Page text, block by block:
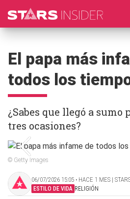
El papa más
todos los
¿Sabes que llegó a
tres ocasiones?
© Getty Images
06/07/2026 15:05 ‧ HACE 1 MES |
ESTILO DE VIDA RELIGIÓN